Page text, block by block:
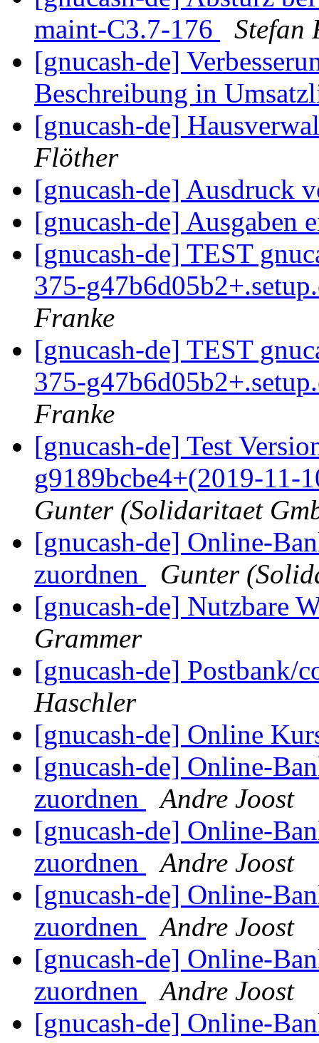
maint-C3.7-176
Stefan
[gnucash-de]
Beschreibung in
[gnucash-de]
Flöther
[gnucash-de] Ausdruck
[gnucash-de] Ausgaben
[gnucash-de] TEST
375-
Franke
[gnucash-de] TEST
375-
Franke
[gnucash-de] Test
g9189bcbe4+(2019-11-
Gunter (Solidaritaet
[gnucash-de] Online-
zuordnen
Gunter
[gnucash-de] Nutzbare
Grammer
[gnucash-de] Postbank/
Haschler
[gnucash-de] Online
[gnucash-de] Online-
zuordnen
Andre Joost
[gnucash-de] Online-
zuordnen
Andre Joost
[gnucash-de] Online-
zuordnen
Andre Joost
[gnucash-de] Online-
zuordnen
Andre Joost
[gnucash-de] Online-